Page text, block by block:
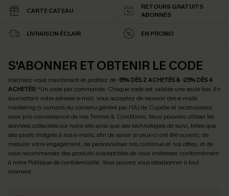
CARTE CATEAU
RETOURS GRATUITS
ABONNÉS
LIVRAISON ÉCLAIR EN PROMO
S'ABONNER ET OBTENIR LE CODE
Inscrivez-vous maintenant et profitez de -15% DÈS 2 ACHETÉS & -25% DÈS 4
ACHETÉS! *Un code par commande. Chaque code est valable une seule fois. En
soumettant votre adresse e-mail, vous acceptez de recevoir des e-mails
marketing (y compris du contenu généré par l'IA) de Cupshe et reconnaissez
avoir pris connaissance de nosTermes & Conditions. Nous pouvons utiliser les
données collectées sur notre site ainsi que des technologies de suivi, telles que
des pixels intégrés à nos e-mails, afin de savoir si ceux-ci ont été ouverts, de
mesurer votre engagement, de personnaliser nos contenus et nos offres, et de
vous recommander des produits susceptibles de vous intéresser, conformément
à notre Politique de confidentialité. Vous pouvez vous désabonner à tout
moment.